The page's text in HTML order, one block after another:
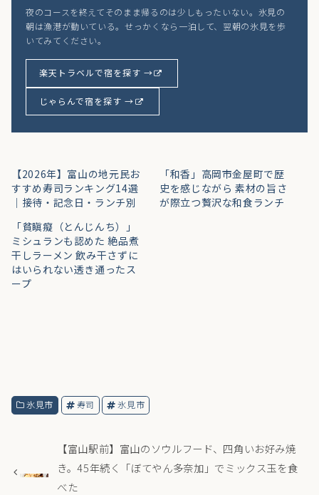
夜のコースを終えてそのまま帰るのは少しもったいない。氷見の
朝は漁港が動いている。せっかくなら一泊して、翌朝の氷見を歩
いてみてください。
楽天トラベルで宿を探す →
じゃらんで宿を探す →
【2026年】富山の地元民お
すすめ寿司ランキング14選
｜接待・記念日・ランチ別
「和香」高岡市金屋町で歴
史を感じながら 素材の旨さ
が際立つ贅沢な和食ランチ
「貧瞋癡（とんじんち）」
ミシュランも認めた 絶品煮
干しラーメン 飲み干さずに
はいられない透き通ったス
ープ
氷見市 寿司 氷見市
【富山駅前】富山のソウルフード、四角いお好み焼
き。45年続く「ぼてやん多奈加」でミックス玉を食
べた